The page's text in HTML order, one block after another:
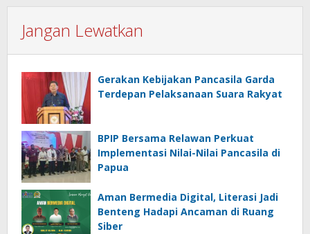
Jangan Lewatkan
Gerakan Kebijakan Pancasila Garda
Terdepan Pelaksanaan Suara Rakyat
BPIP Bersama Relawan Perkuat
Implementasi Nilai-Nilai Pancasila di
Papua
Aman Bermedia Digital, Literasi Jadi
Benteng Hadapi Ancaman di Ruang
Siber